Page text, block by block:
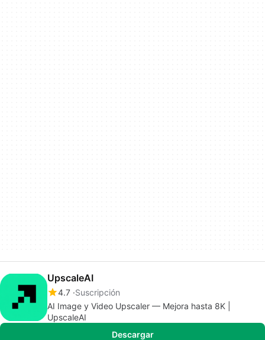
UpscaleAI
4.7 Suscripción
AI Image y Video Upscaler — Mejora hasta 8K |
UpscaleAI
Descargar